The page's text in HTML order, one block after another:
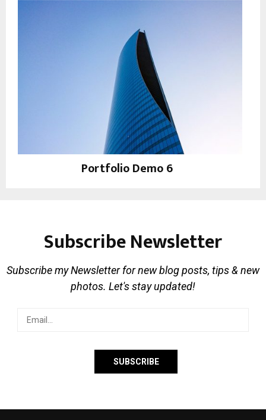
Portfolio Demo 6
Subscribe Newsletter
Subscribe my Newsletter for new blog posts, tips & new
photos. Let's stay updated!